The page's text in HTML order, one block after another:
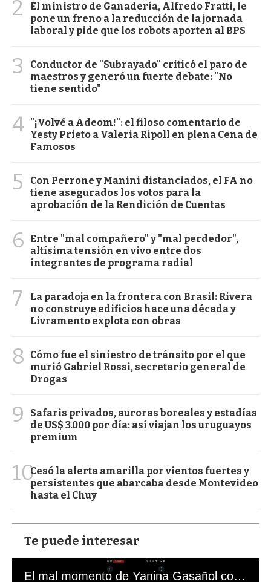
2
El ministro de Ganadería, Alfredo Fratti, le
pone un freno a la reducción de la jornada
laboral y pide que los robots aporten al BPS
3
Conductor de "Subrayado" criticó el paro de
maestros y generó un fuerte debate: "No
tiene sentido"
4 "¡Volvé a Adeom!": el filoso comentario de
Yesty Prieto a Valeria Ripoll en plena Cena de
Famosos
5
Con Perrone y Manini distanciados, el FA no
tiene asegurados los votos para la
aprobación de la Rendición de Cuentas
6
Entre "mal compañero" y "mal perdedor",
altísima tensión en vivo entre dos
integrantes de programa radial
7
La paradoja en la frontera con Brasil: Rivera
no construye edificios hace una década y
Livramento explota con obras
8
Cómo fue el siniestro de tránsito por el que
murió Gabriel Rossi, secretario general de
Drogas
9
Safaris privados, auroras boreales y estadías
de US$ 3.000 por día: así viajan los uruguayos
premium
10Cesó la alerta amarilla por vientos fuertes y
persistentes que abarcaba desde Montevideo
hasta el Chuy
Te puede interesar
El mal momento de Yanina Gasañol con un hincha argentino en "Subrayado"